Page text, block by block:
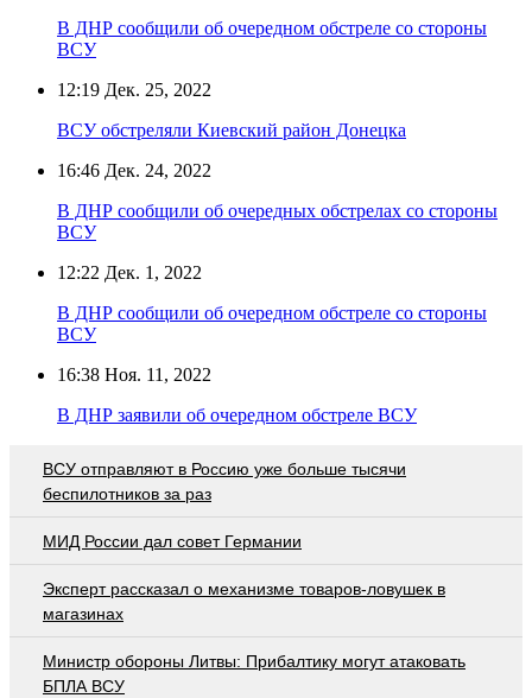
В ДНР сообщили об очередном обстреле со стороны
ВСУ
12:19 Дек. 25, 2022
ВСУ обстреляли Киевский район Донецка
16:46 Дек. 24, 2022
В ДНР сообщили об очередных обстрелах со стороны
ВСУ
12:22 Дек. 1, 2022
В ДНР сообщили об очередном обстреле со стороны
ВСУ
16:38 Ноя. 11, 2022
В ДНР заявили об очередном обстреле ВСУ
ВСУ отправляют в Россию уже больше тысячи
беспилотников за раз
МИД России дал совет Германии
Эксперт рассказал о механизме товаров-ловушек в
магазинах
Министр обороны Литвы: Прибалтику могут атаковать
БПЛА ВСУ